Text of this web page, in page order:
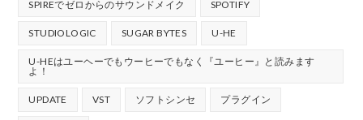
SPIREでゼロからのサウンドメイク SPOTIFY
STUDIOLOGIC SUGAR BYTES U-HE
U-HEはユーヘーでもウーヒーでもなく『ユーヒー』と読みます
よ！
UPDATE VST ソフトシンセ プラグイン